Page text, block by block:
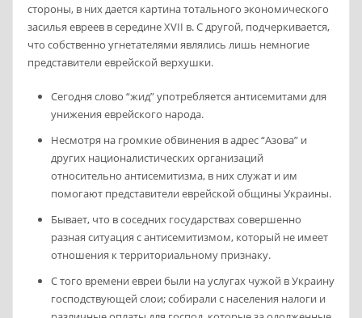
стороны, в них дается картина тотального экономического
засилья евреев в середине XVII в. С другой, подчеркивается,
что собственно угнетателями являлись лишь немногие
представители еврейской верхушки.
Сегодня слово “жид” употребляется антисемитами для
унижения еврейского народа.
Несмотря на громкие обвинения в адрес “Азова” и
других националистических организаций
относительно антисемитизма, в них служат и им
помогают представители еврейской общины Украины.
Бывает, что в соседних государствах совершенно
разная ситуация с антисемитизмом, который не имеет
отношения к территориальному признаку.
С того времени евреи были на услугах чужой в Украину
господствующей слои; собирали с населения налоги и